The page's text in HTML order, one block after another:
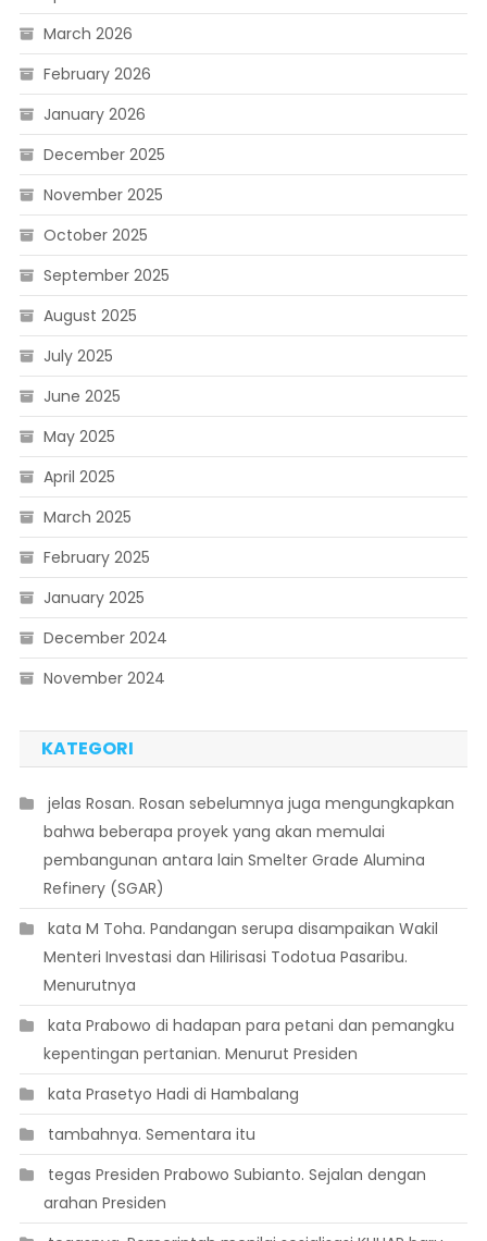
March 2026
February 2026
January 2026
December 2025
November 2025
October 2025
September 2025
August 2025
July 2025
June 2025
May 2025
April 2025
March 2025
February 2025
January 2025
December 2024
November 2024
KATEGORI
 jelas Rosan. Rosan sebelumnya juga mengungkapkan
bahwa beberapa proyek yang akan memulai
pembangunan antara lain Smelter Grade Alumina
Refinery (SGAR)
 kata M Toha. Pandangan serupa disampaikan Wakil
Menteri Investasi dan Hilirisasi Todotua Pasaribu.
Menurutnya
 kata Prabowo di hadapan para petani dan pemangku
kepentingan pertanian. Menurut Presiden
 kata Prasetyo Hadi di Hambalang
 tambahnya. Sementara itu
 tegas Presiden Prabowo Subianto. Sejalan dengan
arahan Presiden